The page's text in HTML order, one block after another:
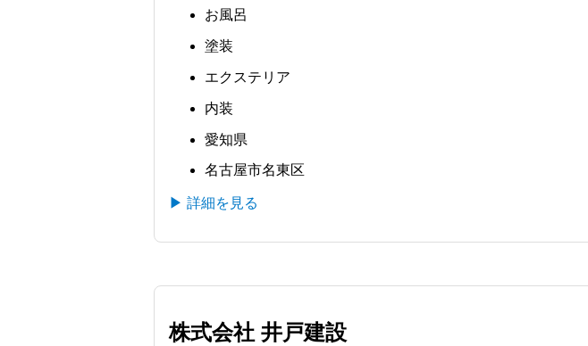
お風呂
塗装
エクステリア
内装
愛知県
名古屋市名東区
▶ 詳細を見る
株式会社 井戸建設